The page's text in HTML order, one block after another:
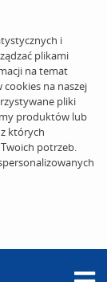
i
plikami
na temat
na naszej
pliki
produktów lub
których
potrzeb.